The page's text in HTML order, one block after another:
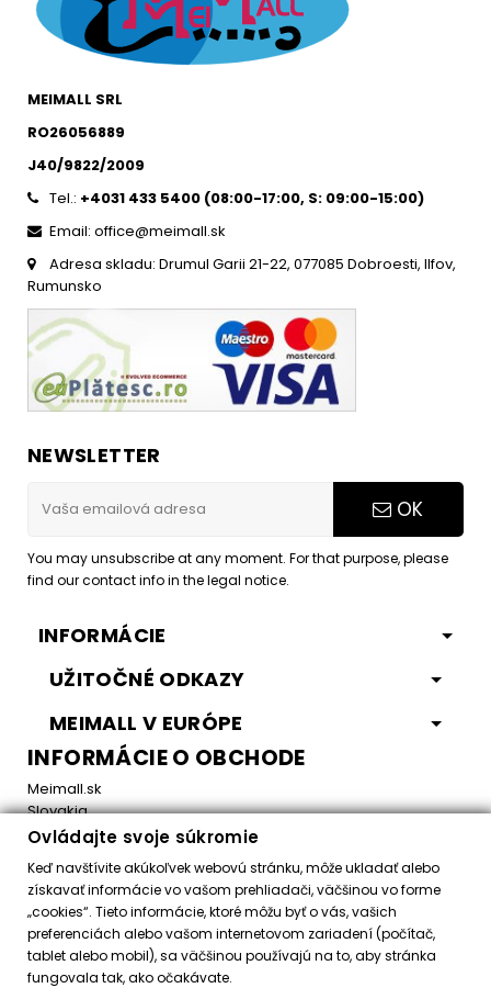
MEIMALL SRL
RO26056889
J40/9822/2009
Tel.: +4031 433 5400 (08:00-17:00, S: 09:00-15:00)
Email: office@meimall.sk
Adresa skladu: Drumul Garii 21-22, 077085 Dobroesti, Ilfov,
Rumunsko
NEWSLETTER
OK
You may unsubscribe at any moment. For that purpose, please
find our contact info in the legal notice.
INFORMÁCIE
UŽITOČNÉ ODKAZY
MEIMALL V EURÓPE
INFORMÁCIE O OBCHODE
Meimall.sk
Slovakia
Email:office@meimall.sk
Control your Privacy
Ovládajte svoje súkromie
Keď navštívite akúkoľvek webovú stránku, môže ukladať alebo
získavať informácie vo vašom prehliadači, väčšinou vo forme
„cookies“. Tieto informácie, ktoré môžu byť o vás, vašich
preferenciách alebo vašom internetovom zariadení (počítač,
tablet alebo mobil), sa väčšinou používajú na to, aby stránka
fungovala tak, ako očakávate.